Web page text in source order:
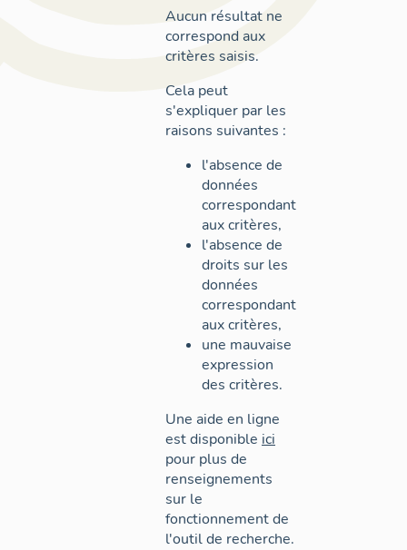
Aucun résultat ne
correspond aux
critères saisis.
Cela peut
s'expliquer par les
raisons suivantes :
l'absence de
données
correspondant
aux critères,
l'absence de
droits sur les
données
correspondant
aux critères,
une mauvaise
expression
des critères.
Une aide en ligne
est disponible ici
pour plus de
renseignements
sur le
fonctionnement de
l'outil de recherche.